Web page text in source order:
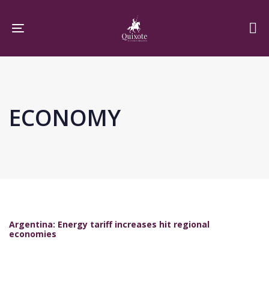
links
content
Toggle navigation
ECONOMY
Argentina: Energy tariff increases hit regional
economies